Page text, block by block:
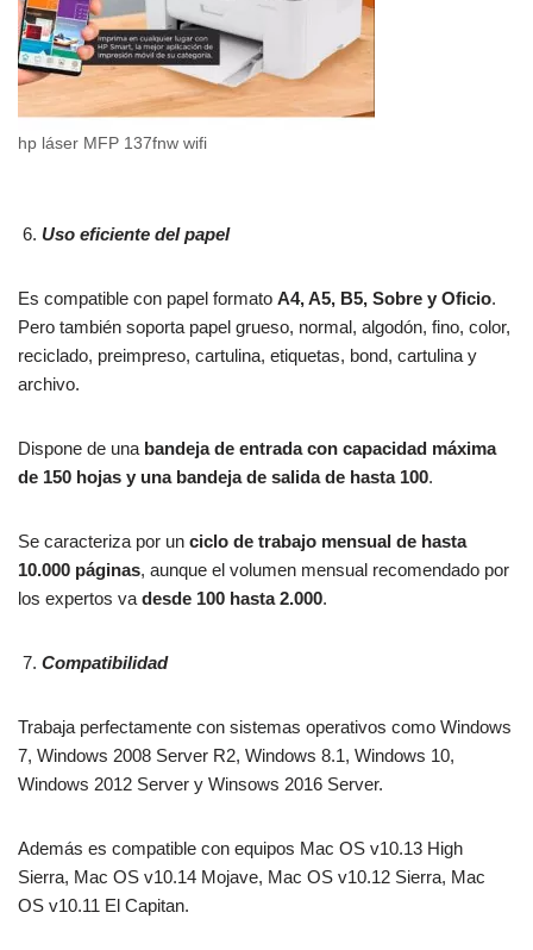
hp láser MFP 137fnw wifi
Uso eficiente del papel
Es compatible con papel formato A4, A5, B5, Sobre y Oficio.
Pero también soporta papel grueso, normal, algodón, fino, color,
reciclado, preimpreso, cartulina, etiquetas, bond, cartulina y
archivo.
Dispone de una bandeja de entrada con capacidad máxima
de 150 hojas y una bandeja de salida de hasta 100.
Se caracteriza por un ciclo de trabajo mensual de hasta
10.000 páginas, aunque el volumen mensual recomendado por
los expertos va desde 100 hasta 2.000.
Compatibilidad
Trabaja perfectamente con sistemas operativos como Windows
7, Windows 2008 Server R2, Windows 8.1, Windows 10,
Windows 2012 Server y Winsows 2016 Server.
Además es compatible con equipos Mac OS v10.13 High
Sierra, Mac OS v10.14 Mojave, Mac OS v10.12 Sierra, Mac
OS v10.11 El Capitan.